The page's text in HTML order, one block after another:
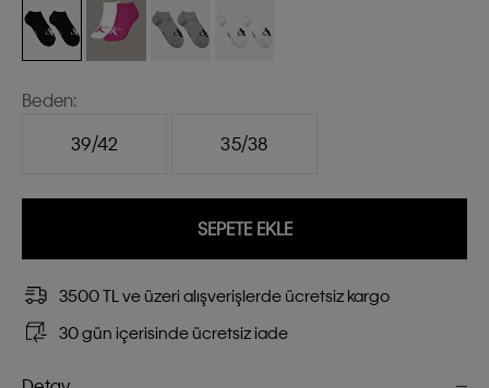
Beden:
39/42
35/38
SEPETE EKLE
3500 TL ve üzeri alışverişlerde ücretsiz kargo
30 gün içerisinde ücretsiz iade